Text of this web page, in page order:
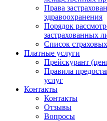
Права
здравоохранения
Порядок
застрахованных
Список
Платные услуги
Прейскурант
Правила
услуг
Контакты
Контакты
Отзывы
Вопросы